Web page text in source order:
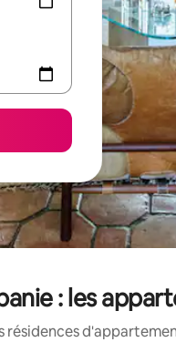
: les
résidences